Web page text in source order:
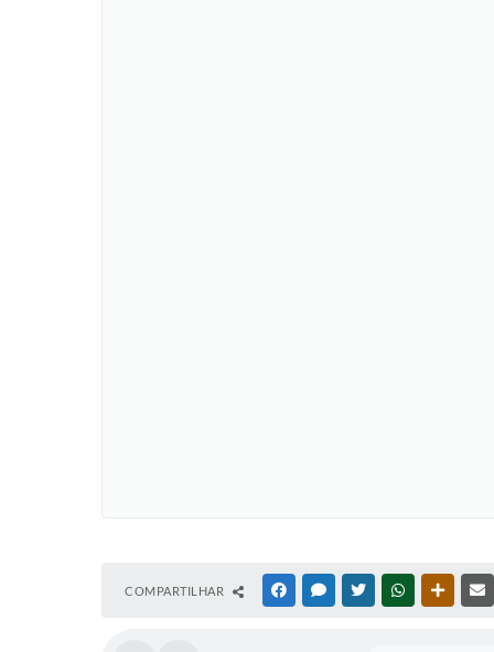
COMPARTILHAR FACEBOOKMESSENGER
TWITTERWHATSAPP